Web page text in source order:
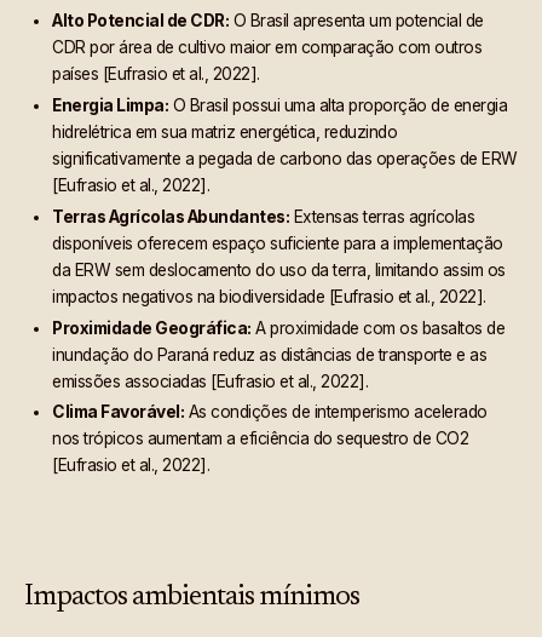
Alto Potencial de CDR: O Brasil apresenta um potencial de
CDR por área de cultivo maior em comparação com outros
países [Eufrasio et al., 2022].
Energia Limpa: O Brasil possui uma alta proporção de energia
hidrelétrica em sua matriz energética, reduzindo
significativamente a pegada de carbono das operações de ERW
[Eufrasio et al., 2022].
Terras Agrícolas Abundantes: Extensas terras agrícolas
disponíveis oferecem espaço suficiente para a implementação
da ERW sem deslocamento do uso da terra, limitando assim os
impactos negativos na biodiversidade [Eufrasio et al., 2022].
Proximidade Geográfica: A proximidade com os basaltos de
inundação do Paraná reduz as distâncias de transporte e as
emissões associadas [Eufrasio et al., 2022].
Clima Favorável: As condições de intemperismo acelerado
nos trópicos aumentam a eficiência do sequestro de CO2
[Eufrasio et al., 2022].
Impactos ambientais mínimos